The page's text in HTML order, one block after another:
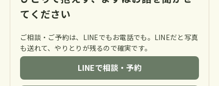
てください
ご相談・ご予約は、LINEでもお電話でも。LINEだと写真
も送れて、やりとりが残るので確実です。
LINEで相談・予約